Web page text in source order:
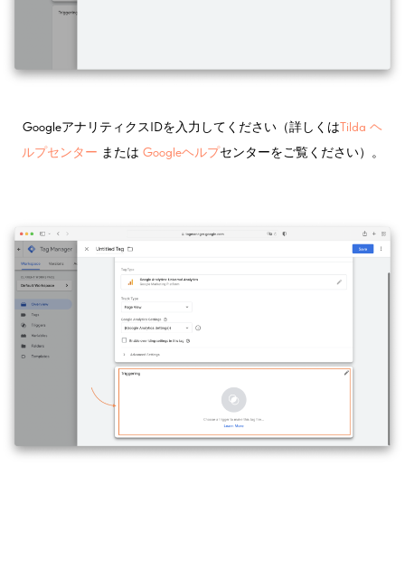
GoogleアナリティクスIDを入力してください（詳しくはTilda ヘ
ルプセンター または Googleヘルプセンターをご覧ください）。